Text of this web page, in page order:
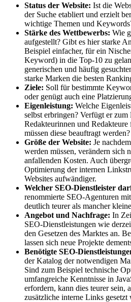
Status der Website: Ist die
der Suche etabliert und erzielt
wichtige Themen und
Stärke des Wettbewerbs: Wie
aufgestellt? Gibt es hier starke
Beispiel einfacher, für ein
Keyword) in die Top-10 zu
generischen und häufig
starke Marken die besten
Ziele: Soll für bestimmte
oder genügt auch eine
Eigenleistung: Welche
selbst erbringen? Verfügt er zum
Redakteurinnen und
müssen diese beauftragt werden?
Größe der Website: Je
werden müssen, verändern sich
anfallenden Kosten. Auch
Optimierung der internen
Websites aufwändiger.
Welcher SEO-Dienstleister
renommierte SEO-Agenturen
deutlich teurer als mancher
Angebot und Nachfrage: In
SEO-Dienstleistungen wie
den Gesetzen des Marktes an.
lassen sich neue Projekte
Benötigte SEO-
der Katalog der notwendigen
Sind zum Beispiel technische
umfangreiche Kenntnisse in
erfordern, kann dies teurer sein,
zusätzliche interne Links gesetzt